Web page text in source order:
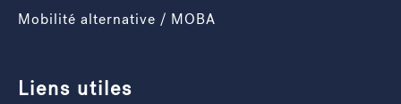
Mobilité alternative / MOBA
Liens utiles